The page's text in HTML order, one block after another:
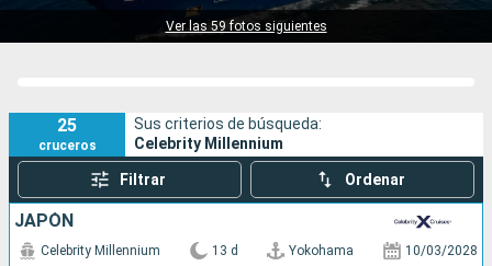
Ver las 59 fotos siguientes
25
cruceros
Sus criterios de búsqueda:
Celebrity Millennium
Filtrar Ordenar
JAPÓN
Celebrity Millennium 13 d Yokohama 10/03/2028